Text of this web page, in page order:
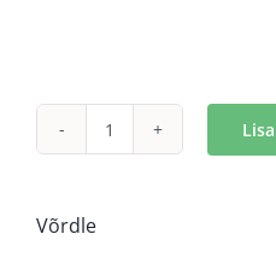
Lisatule
Võrdle